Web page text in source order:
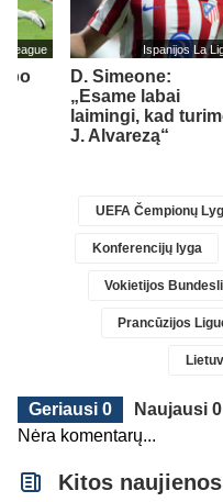
League
po
Ispanijos La
D. Simeone:
„Esame labai
laimingi, kad
J. Alvarezą“
UEFA Čempionų
Konferencijų lyga
Vokietijos
Prancūzijos
Geriausi 0 Naujausi 0
Nėra komentarų...
Kitos naujienos